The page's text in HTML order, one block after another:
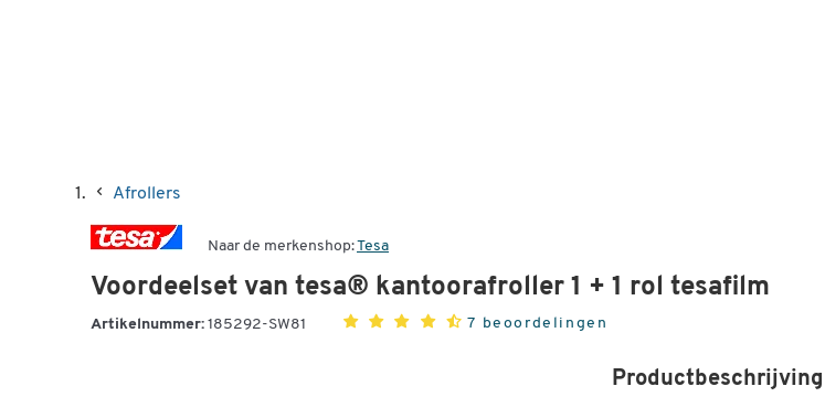
Afrollers
Naar de merkenshop:Tesa
Voordeelset van tesa® kantoorafroller 1 + 1 rol tesafilm
Artikelnummer: 185292-SW81 7 beoordelingen
Productbeschrijving